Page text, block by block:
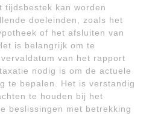
tijdsbestek kan worden
doeleinden, zoals het
of het afsluiten van
is belangrijk om te
van het rapport
nodig is om de actuele
te bepalen. Het is verstandig
te houden bij het
beslissingen met betrekking